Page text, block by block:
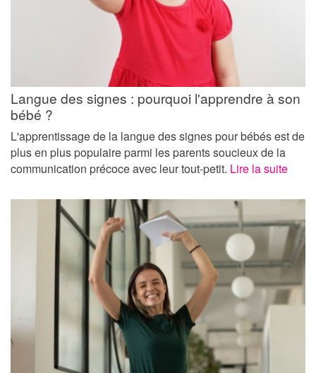
Langue des signes : pourquoi l'apprendre à son
bébé ?
L'apprentissage de la langue des signes pour bébés est de
plus en plus populaire parmi les parents soucieux de la
communication précoce avec leur tout-petit. Lire la suite